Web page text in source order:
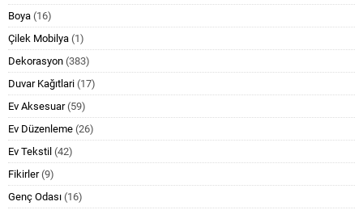
Boya (16)
Çilek Mobilya (1)
Dekorasyon (383)
Duvar Kağıtlari (17)
Ev Aksesuar(59)
Ev Düzenleme (26)
Ev Tekstil (42)
Fikirler(9)
Genç Odası (16)